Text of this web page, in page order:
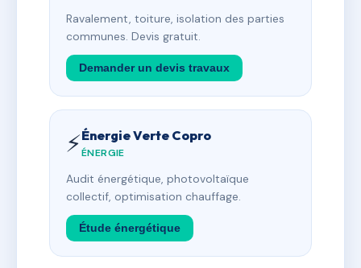
Ravalement, toiture, isolation des parties
communes. Devis gratuit.
Demander un devis travaux
⚡Énergie Verte Copro
ÉNERGIE
Audit énergétique, photovoltaïque
collectif, optimisation chauffage.
Étude énergétique